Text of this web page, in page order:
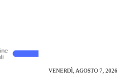
VENERDÌ, AGOSTO 7, 2026